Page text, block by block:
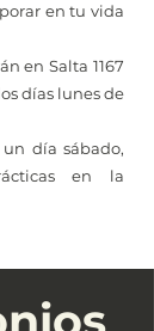
en tu vida
en Salta 1167
días lunes de
día sábado,
en la